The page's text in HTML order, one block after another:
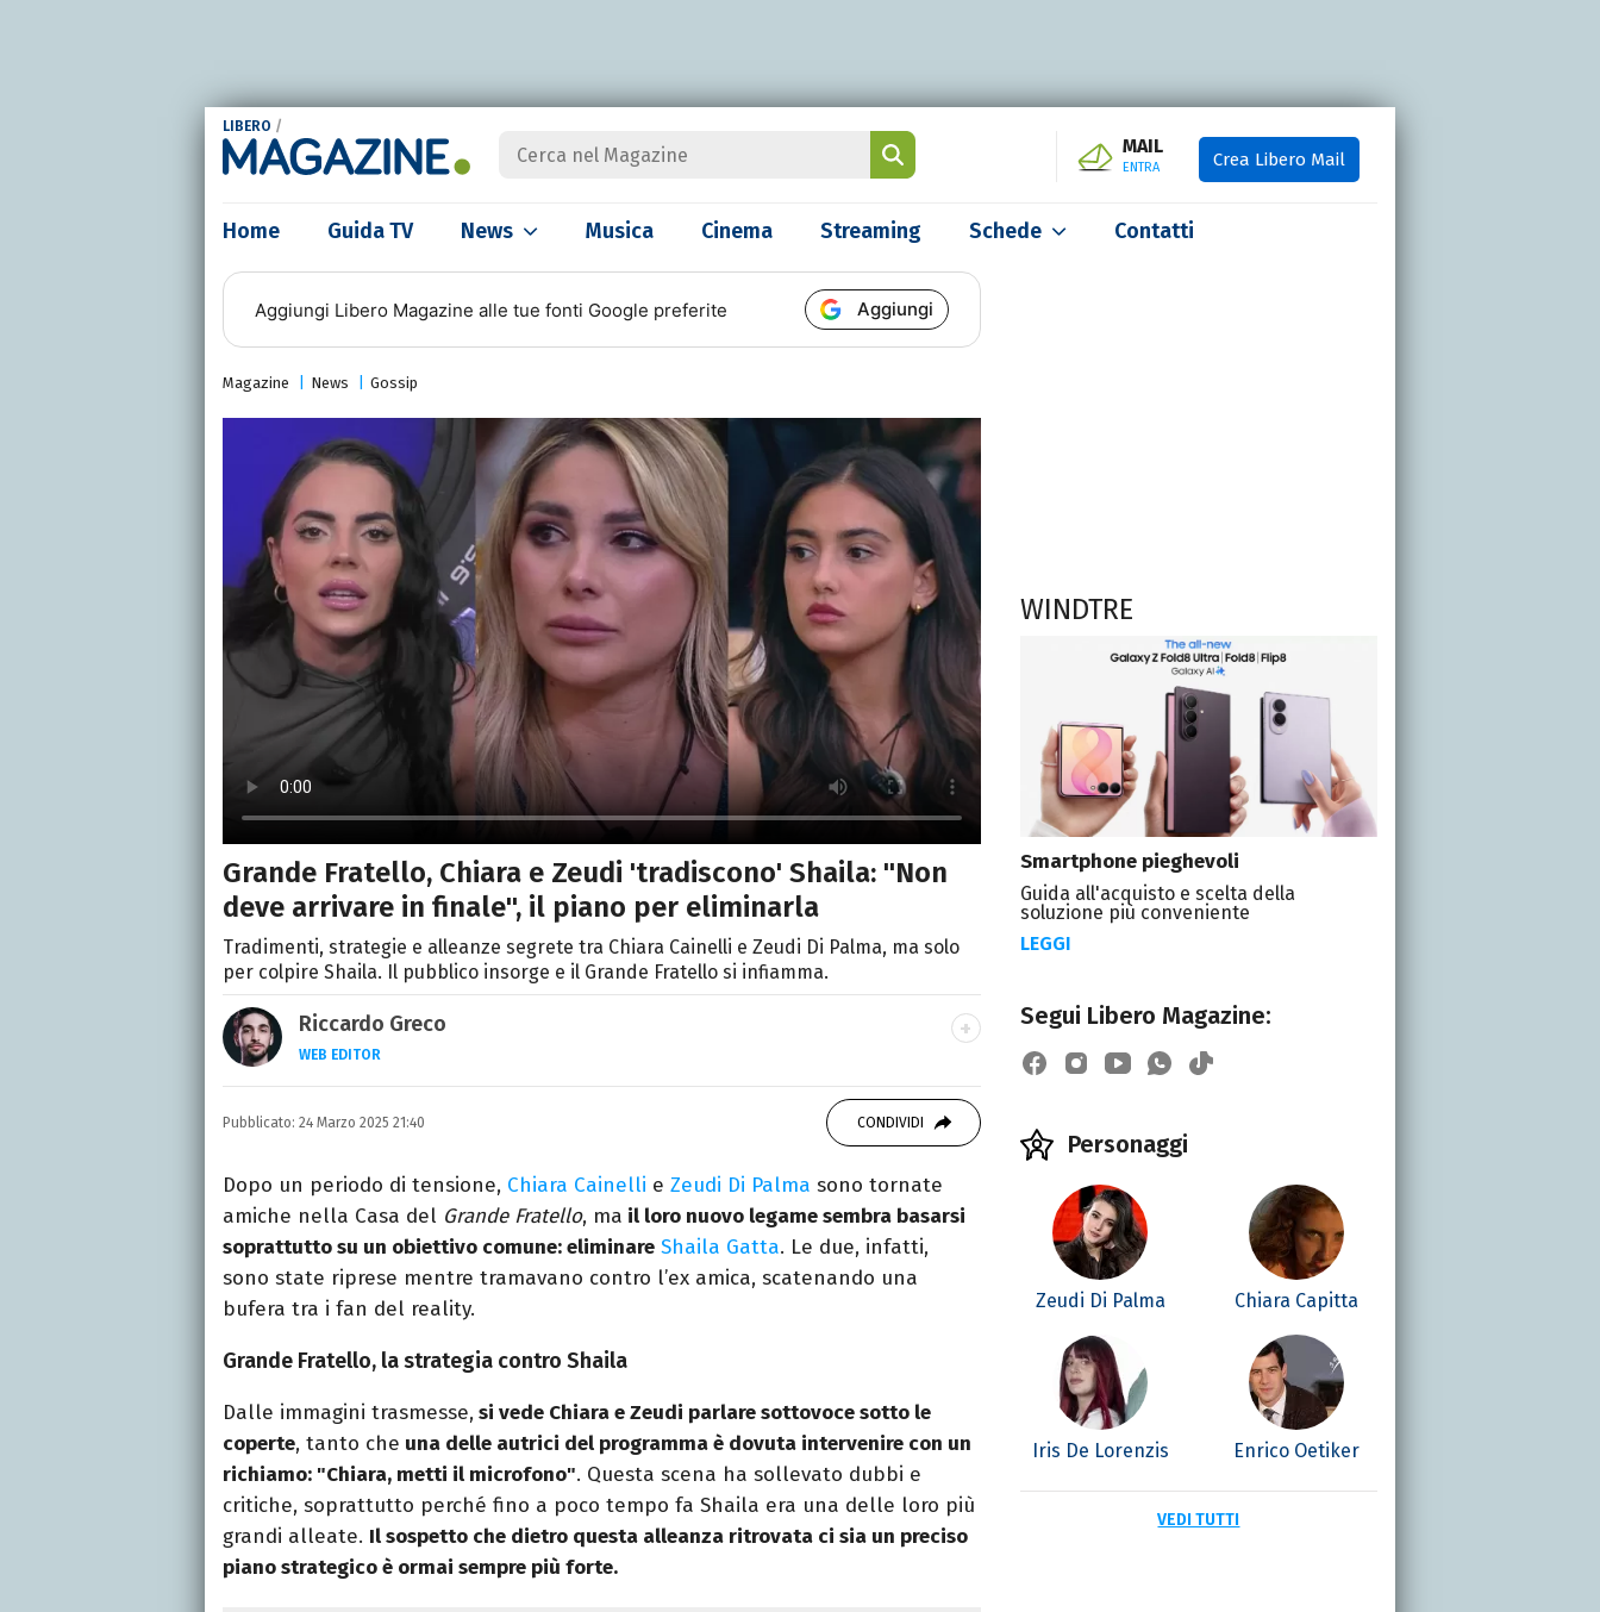
LIBERO /
MAIL
ENTRA Crea Libero Mail
Home Guida TV News Musica Cinema Streaming Schede Contatti
Aggiungi Libero Magazine alle tue fonti Google preferite Aggiungi
Magazine News Gossip
Grande Fratello, Chiara e Zeudi 'tradiscono' Shaila: "Non
deve arrivare in finale", il piano per eliminarla
Tradimenti, strategie e alleanze segrete tra Chiara Cainelli e Zeudi Di Palma, ma solo
per colpire Shaila. Il pubblico insorge e il Grande Fratello si infiamma.
Riccardo Greco
WEB EDITOR
LINKEDIN
Si avvicina all'editoria studiando all'IED come Fashion Editor. Si
specializza poi in Comunicazione digitale, Giornalismo e Nuovi media
presso La Sapienza, collaborando con alcune testate ed uffici stampa.
Pubblicato: 24 Marzo 2025 21:40 CONDIVIDI
Dopo un periodo di tensione, Chiara Cainelli e Zeudi Di Palma sono tornate
amiche nella Casa del Grande Fratello, ma il loro nuovo legame sembra basarsi
soprattutto su un obiettivo comune: eliminare Shaila Gatta. Le due, infatti,
sono state riprese mentre tramavano contro l’ex amica, scatenando una
bufera tra i fan del reality.
Grande Fratello, la strategia contro Shaila
Dalle immagini trasmesse, si vede Chiara e Zeudi parlare sottovoce sotto le
coperte, tanto che una delle autrici del programma è dovuta intervenire con un
richiamo: "Chiara, metti il microfono". Questa scena ha sollevato dubbi e
critiche, soprattutto perché fino a poco tempo fa Shaila era una delle loro più
grandi alleate. Il sospetto che dietro questa alleanza ritrovata ci sia un preciso
piano strategico è ormai sempre più forte.
WINDTRE
Smartphone pieghevoli
Guida all'acquisto e scelta della
soluzione più conveniente
LEGGI
Segui Libero Magazine:
Personaggi
Zeudi Di Palma Chiara Capitta
Iris De Lorenzis Enrico Oetiker
VEDI TUTTI